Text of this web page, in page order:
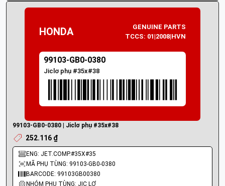
HONDA
GENUINE PARTS
TCCS: 01|2008|HVN
99103-GB0-0380
Jiclơ phụ #35x#38
99103-GB0-0380 | Jiclơ phụ #35x#38
252.116 ₫
ENG: JET.COMP.#35X#35
MÃ PHỤ TÙNG: 99103-GB0-0380
BARCODE: 99103GB00380
NHÓM PHỤ TÙNG: JIC LƠ